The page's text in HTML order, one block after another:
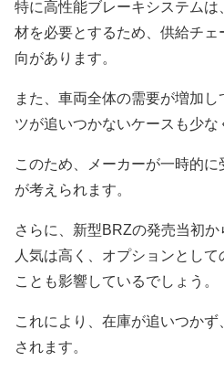
特に高性能ブレーキシステム
材を必要とするため、供給チ
向があります。
また、車両全体の需要が増加
ツが追いつかないケースも少な
このため、メーカーが一時的
が考えられます。
さらに、新型BRZの発売当初
人気は高く、オプションとし
ことも影響しているでしょう。
これにより、在庫が追いつか
されます。